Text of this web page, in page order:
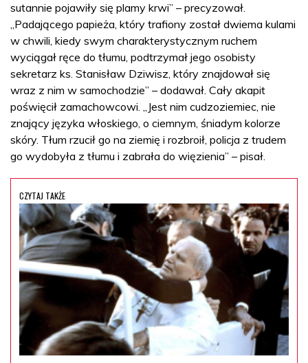
sutannie pojawiły się plamy krwi” – precyzował.
„Padającego papieża, który trafiony został dwiema kulami
w chwili, kiedy swym charakterystycznym ruchem
wyciągał ręce do tłumu, podtrzymał jego osobisty
sekretarz ks. Stanisław Dziwisz, który znajdował się
wraz z nim w samochodzie” – dodawał. Cały akapit
poświęcił zamachowcowi. „Jest nim cudzoziemiec, nie
znający języka włoskiego, o ciemnym, śniadym kolorze
skóry. Tłum rzucił go na ziemię i rozbroił, policja z trudem
go wydobyła z tłumu i zabrała do więzienia” – pisał.
CZYTAJ TAKŻE